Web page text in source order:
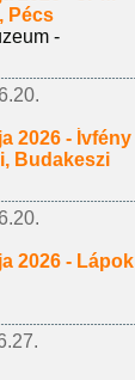
Pécs
-
2026 - Ívfény
Budakeszi
2026 - Lápok